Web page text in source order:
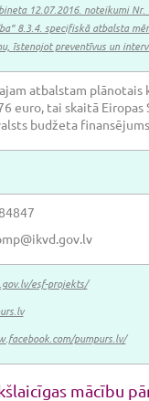
12.07.2016. noteikumi Nr.
8.3.4. specifiskā atbalsta
īstenojot preventīvus un
atbalstam
euro, tai skaitā
budžeta
esf-projekts/
pumpurs.lv/
mācību